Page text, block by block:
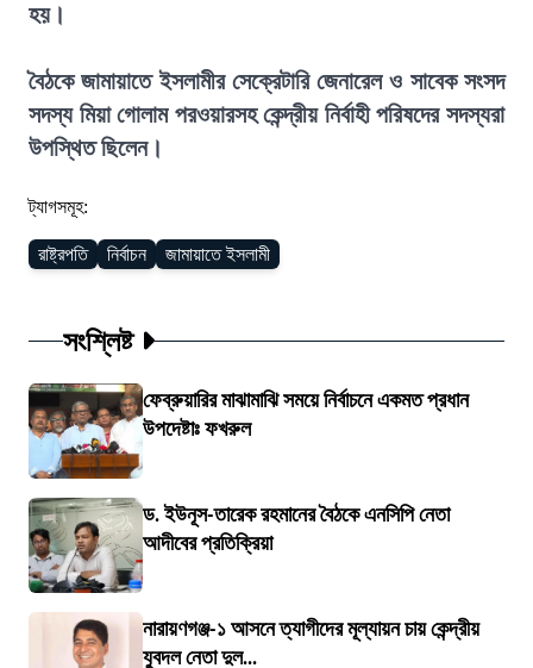
হয়।
বৈঠকে জামায়াতে ইসলামীর সেক্রেটারি জেনারেল ও সাবেক সংসদ
সদস্য মিয়া গোলাম পরওয়ারসহ কেন্দ্রীয় নির্বাহী পরিষদের সদস্যরা
উপস্থিত ছিলেন।
ট্যাগসমূহ:
রাষ্ট্রপতি নির্বাচন জামায়াতে ইসলামী
সংশ্লিষ্ট
ফেব্রুয়ারির মাঝামাঝি সময়ে নির্বাচনে একমত প্রধান
উপদেষ্টাঃ ফখরুল
ড. ইউনূস-তারেক রহমানের বৈঠকে এনসিপি নেতা
আদীবের প্রতিক্রিয়া
নারায়ণগঞ্জ-১ আসনে ত্যাগীদের মূল্যায়ন চায় কেন্দ্রীয়
যুবদল নেতা দুল...